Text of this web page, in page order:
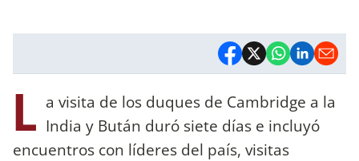
L a visita de los duques de Cambridge a la
India y Bután duró siete días e incluyó
encuentros con líderes del país, visitas